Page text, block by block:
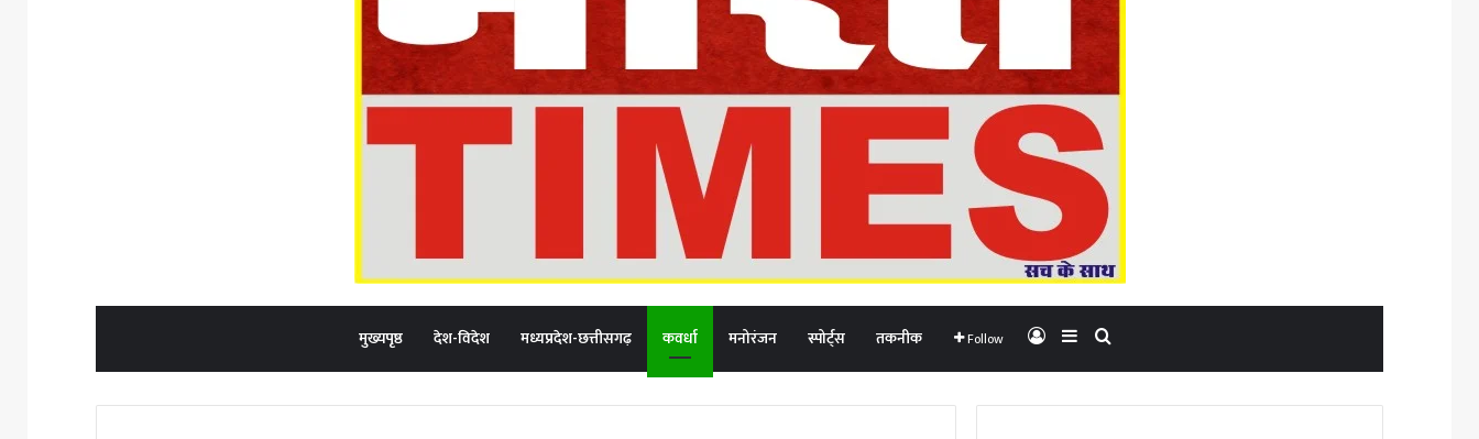
मुख्यपृष्ठ देश-विदेश मध्यप्रदेश-छत्तीसगढ़ कवर्धा मनोरंजन स्पोर्ट्स तकनीक Follow Log InSidebarSearch for